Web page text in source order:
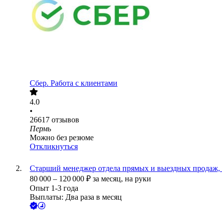
Сбер. Работа с клиентами
4.0
•
26617 отзывов
Пермь
Можно без резюме
Откликнуться
Старший менеджер отдела прямых и выездных продаж,
80 000 – 120 000 ₽ за месяц, на руки
Опыт 1-3 года
Выплаты: Два раза в месяц